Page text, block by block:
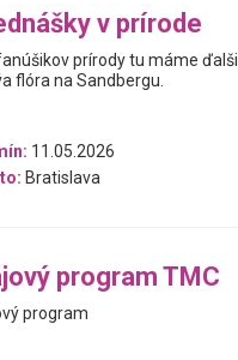
v prírode
prírody tu máme
flóra na Sandbergu.
11.05.2026
Bratislava
program TMC
program